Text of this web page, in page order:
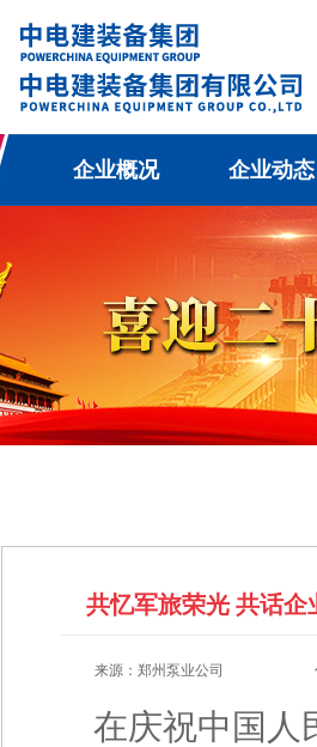
企业概况 企业动态
共忆军旅荣光 共话
来源：郑州泵业公司
在庆祝中国人